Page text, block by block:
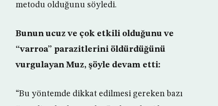
metodu olduğunu söyledi.
Bunun ucuz ve çok etkili olduğunu ve
“varroa” parazitlerini öldürdüğünü
vurgulayan Muz, şöyle devam etti:
“Bu yöntemde dikkat edilmesi gereken bazı